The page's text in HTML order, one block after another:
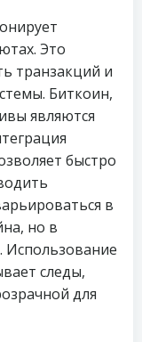
Это
транзакций и
Биткоин,
являются
быстро
в
но в
следы,
для